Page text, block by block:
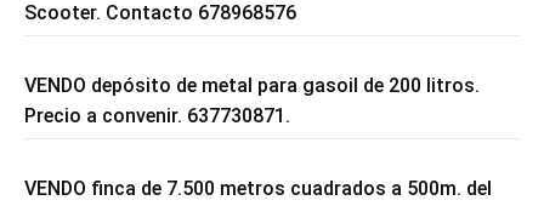
Scooter. Contacto 678968576
VENDO depósito de metal para gasoil de 200 litros.
Precio a convenir. 637730871.
VENDO finca de 7.500 metros cuadrados a 500m. del